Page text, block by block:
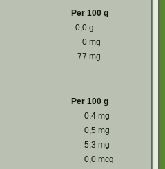
Per 100 g
0,0 g
0 mg
77 mg
Per 100 g
0,4 mg
0,5 mg
5,3 mg
0,0 mcg